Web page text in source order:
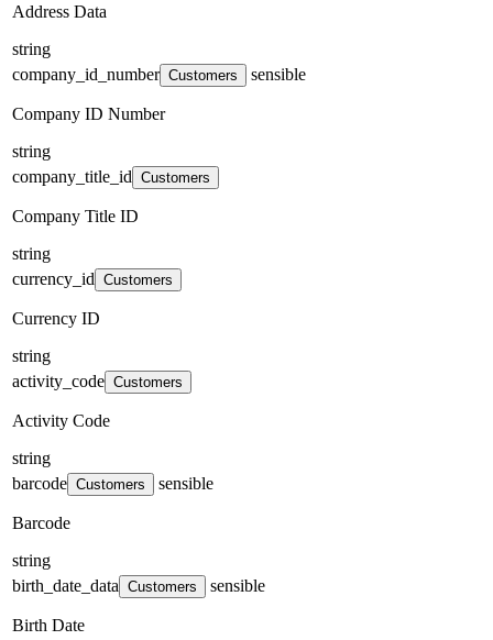
Address Data
string
company_id_number Customers sensible
Company ID Number
string
company_title_id Customers
Company Title ID
string
currency_id Customers
Currency ID
string
activity_code Customers
Activity Code
string
barcode Customers sensible
Barcode
string
birth_date_data Customers sensible
Birth Date